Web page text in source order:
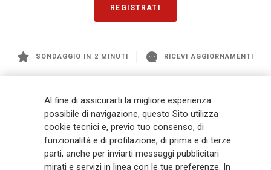
REGISTRATI
SONDAGGIO IN 2 MINUTI RICEVI AGGIORNAMENTI
management a livello globale, con premi complessivi pari a € 98,1
miliardi e € 900 miliardi di AUM nel 2025. Fondato nel 1831, con oltre 88
mila dipendenti e 163 mila agenti che servono 75 milioni di clienti, il
Gruppo ha una posizione di leadership in Europa e una presenza
crescente in Asia e America. Al centro della strategia di Generali c'è il suo
impegno Lifetime Partner verso i clienti, realizzato attraverso soluzioni
Al fine di assicurarti la migliore esperienza
possibile di navigazione, questo Sito utilizza
cookie tecnici e, previo tuo consenso, di
funzionalità e di profilazione, di prima e di terze
parti, anche per inviarti messaggi pubblicitari
mirati e servizi in linea con le tue preferenze. In